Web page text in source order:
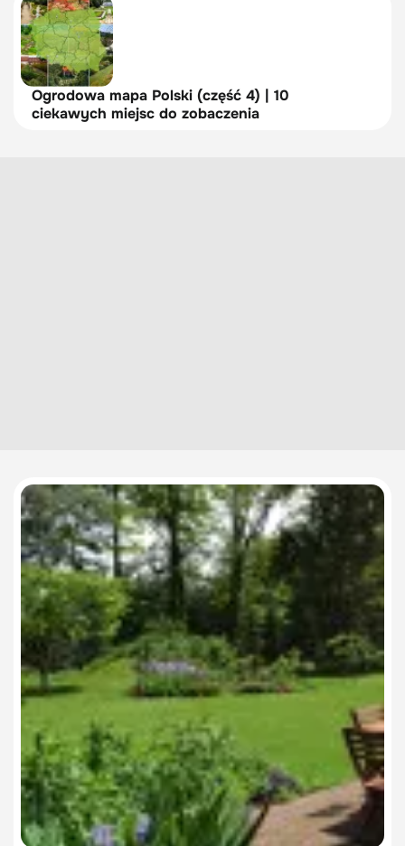
Ogrodowa mapa Polski (część 4) | 10
ciekawych miejsc do zobaczenia